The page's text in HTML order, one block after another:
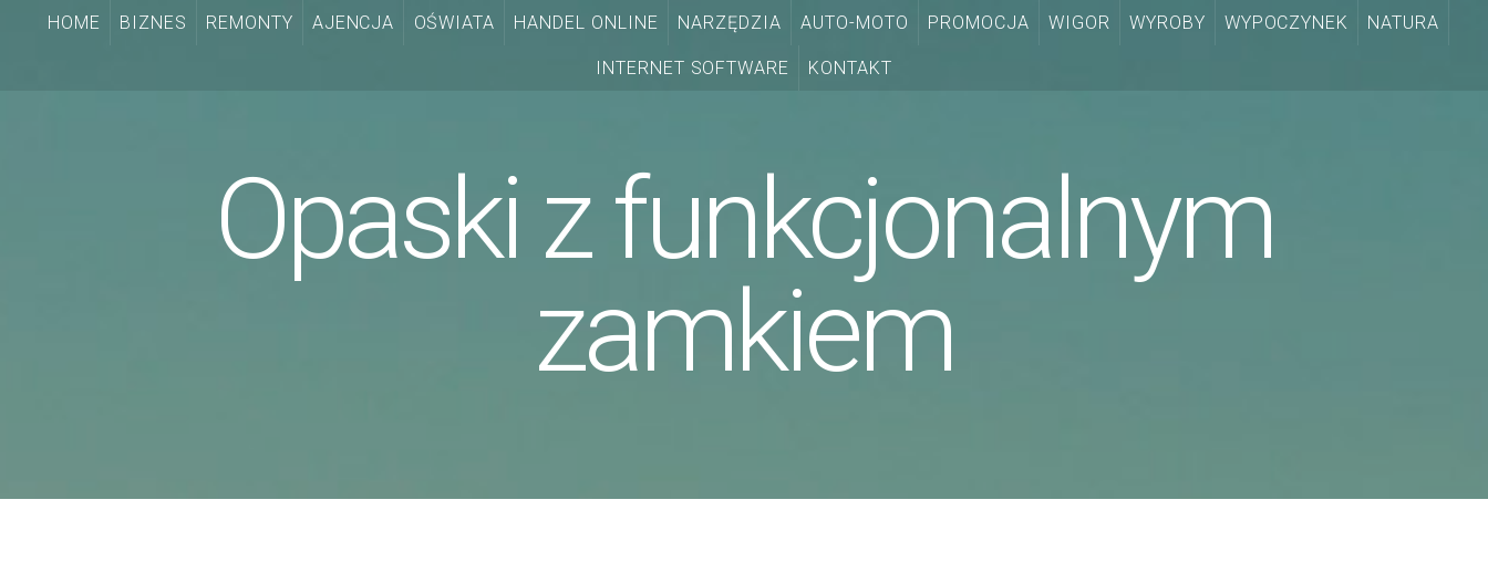
HOME BIZNES REMONTY AJENCJA OŚWIATA HANDEL ONLINE NARZĘDZIA AUTO-MOTO PROMOCJA WIGOR WYROBY WYPOCZYNEK NATURA
INTERNET SOFTWARE KONTAKT
Opaski z funkcjonalnym
zamkiem